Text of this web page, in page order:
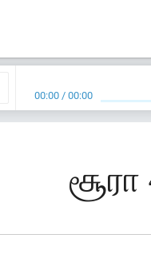
00:00 /00:00